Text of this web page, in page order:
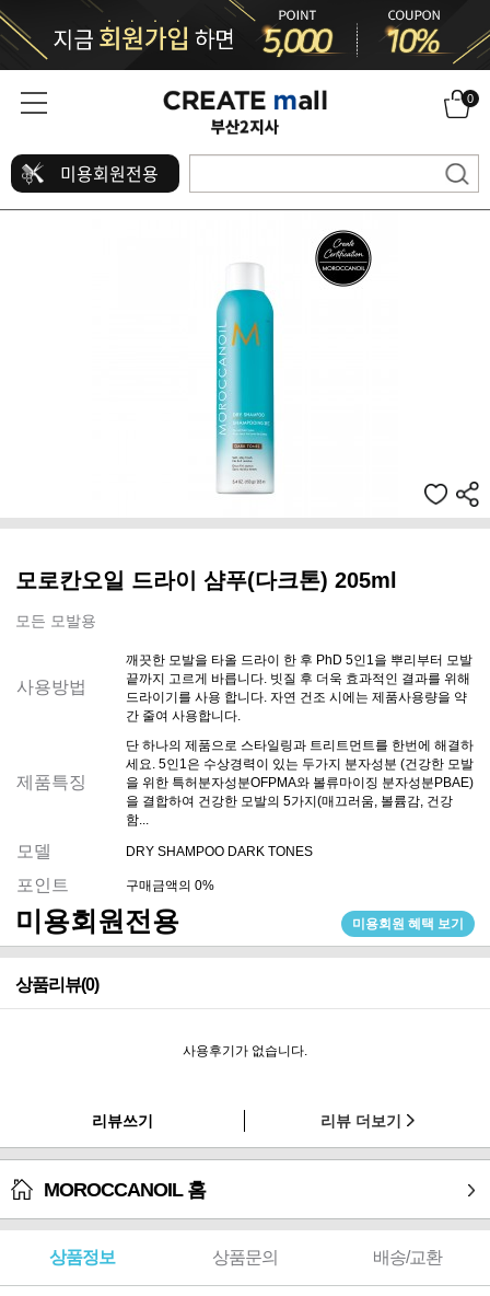
0
미용회원전용
모로칸오일 드라이 샴푸(다크톤) 205ml
모든 모발용
사용방법
깨끗한 모발을 타올 드라이 한 후 PhD 5인1을 뿌리부터 모발
끝까지 고르게 바릅니다. 빗질 후 더욱 효과적인 결과를 위해
드라이기를 사용 합니다. 자연 건조 시에는 제품사용량을 약
간 줄여 사용합니다.
제품특징
단 하나의 제품으로 스타일링과 트리트먼트를 한번에 해결하
세요. 5인1은 수상경력이 있는 두가지 분자성분 (건강한 모발
을 위한 특허분자성분OFPMA와 볼류마이징 분자성분PBAE)
을 결합하여 건강한 모발의 5가지(매끄러움, 볼륨감, 건강
함...
모델 DRY SHAMPOO DARK TONES
포인트 구매금액의 0%
미용회원전용 미용회원 혜택 보기
상품리뷰(0)
사용후기가 없습니다.
리뷰쓰기 리뷰 더보기
MOROCCANOIL 홈
상품정보 상품문의 배송/교환